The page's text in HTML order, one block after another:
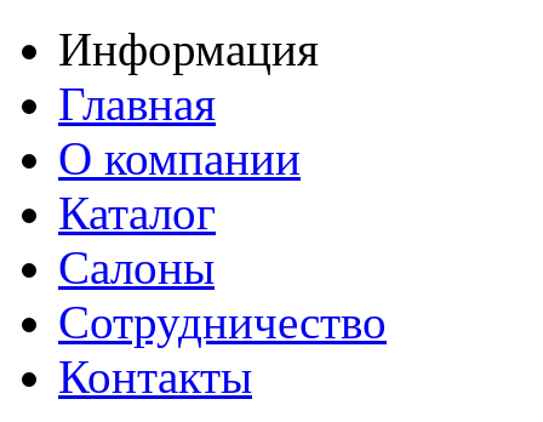
Информация
Главная
О компании
Каталог
Салоны
Сотрудничество
Контакты